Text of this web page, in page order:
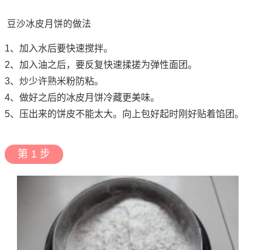
豆沙冰皮月饼的做法
1、加入水后要快速搅拌。
2、加入油之后，要反复快速揉搓为弹性面团。
3、炒少许熟米粉防粘。
4、做好之后的冰皮月饼冷藏更美味。
5、压出来的饼皮不能太大。向上包好起时刚好贴着馅团。
第 1 步